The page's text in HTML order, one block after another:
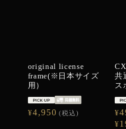
original license
frame(※日本サイズ
用）
¥4,950 (税込)
共
ス
¥
¥